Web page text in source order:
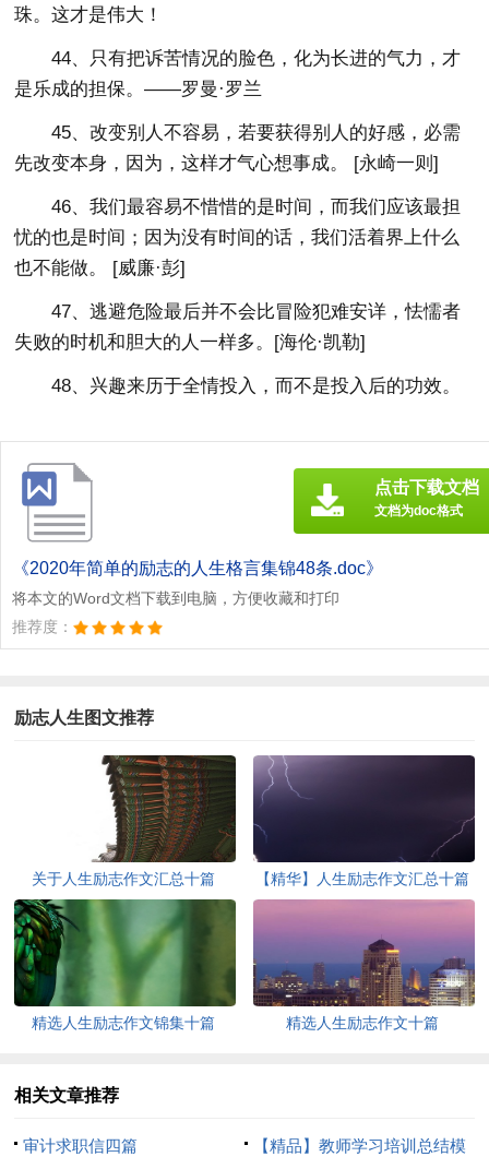
珠。这才是伟大！
44、只有把诉苦情况的脸色，化为长进的气力，才
是乐成的担保。——罗曼·罗兰
45、改变别人不容易，若要获得别人的好感，必需
先改变本身，因为，这样才气心想事成。 [永崎一则]
46、我们最容易不惜惜的是时间，而我们应该最担
忧的也是时间；因为没有时间的话，我们活着界上什么
也不能做。 [威廉·彭]
47、逃避危险最后并不会比冒险犯难安详，怯懦者
失败的时机和胆大的人一样多。[海伦·凯勒]
48、兴趣来历于全情投入，而不是投入后的功效。
《2020年简单的励志的人生格言集锦48条.doc》
将本文的Word文档下载到电脑，方便收藏和打印
推荐度：
点击下载文档
文档为doc格式
励志人生图文推荐
关于人生励志作文汇总十篇 【精华】人生励志作文汇总十篇
精选人生励志作文锦集十篇 精选人生励志作文十篇
相关文章推荐
审计求职信四篇 【精品】教师学习培训总结模